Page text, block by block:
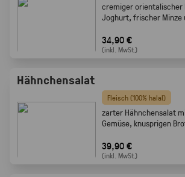
cremiger orientalischer
Joghurt, frischer Minze
34,90 €
(inkl. MwSt.)
Hähnchensalat
Fleisch (100% halal)
zarter Hähnchensalat
Gemüse, knusprigen
39,90 €
(inkl. MwSt.)